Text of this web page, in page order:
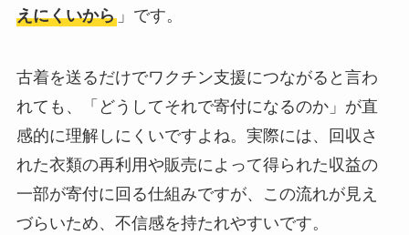
えにくいから」です。
古着を送るだけでワクチン支援につながると言わ
れても、「どうしてそれで寄付になるのか」が直
感的に理解しにくいですよね。実際には、回収さ
れた衣類の再利用や販売によって得られた収益の
一部が寄付に回る仕組みですが、この流れが見え
づらいため、不信感を持たれやすいです。